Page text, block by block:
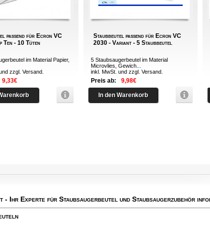
passend für Ecron VC
Ten - 10 Tüten
im Material Papier,
zzgl. Versand
9,33€
Staubbeutel passend für Ecron VC
2030 - Variant - 5 Staubbeutel
5 Staubsaugerbeutel im Material
Microvlies, Gewich...
inkl. MwSt. und zzgl. Versand
Preis ab: 9,98€
In den Warenkorb
- Ihr Experte für Staubsaugerbeutel und Staubsaugerzubehör